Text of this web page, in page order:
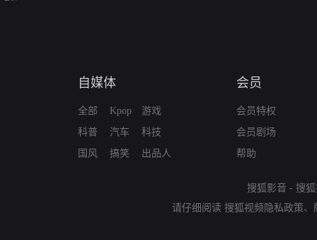
自媒体
全部
科普
国风
Kpop
汽车
搞笑
游戏
科技
出品人
会员
会员特权
会员剧场
帮助
搜狐影音 - 搜
请仔细阅读 搜狐视频隐私政策、